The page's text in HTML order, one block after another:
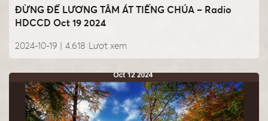
ĐỪNG ĐỂ LƯƠNG TÂM ÁT TIẾNG CHÚA – Radio
HDCCD Oct 19 2024
2024-10-19 | Lượt xem
4.618